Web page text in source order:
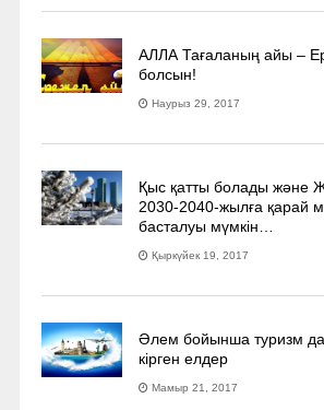
АЛЛА Тағаланың айы –
болсын!
Наурыз 29, 2017
Қыс қатты болады және
2030-2040­-жылға қарай
басталуы мүмкін…
Қыркүйек 19, 2017
Әлем бойынша туризм
кірген елдер
Мамыр 21, 2017